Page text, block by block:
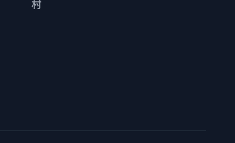
村